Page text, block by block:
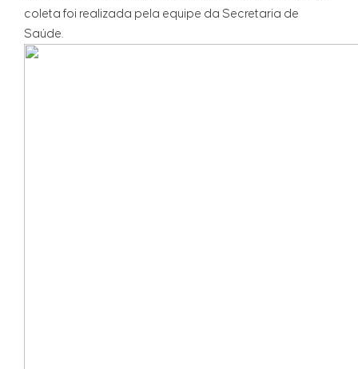
coleta foi realizada pela equipe da Secretaria de
Saúde.